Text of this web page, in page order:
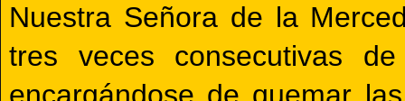
Nuestra Señora de la
tres veces consecutivas